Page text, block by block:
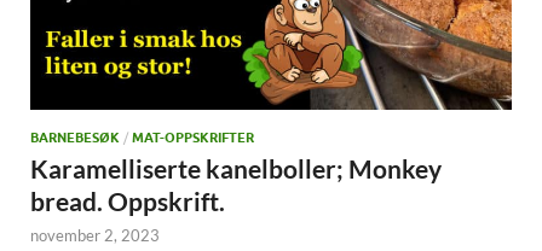
BARNEBESØK / MAT-OPPSKRIFTER
Karamelliserte kanelboller; Monkey
bread. Oppskrift.
november 2, 2023